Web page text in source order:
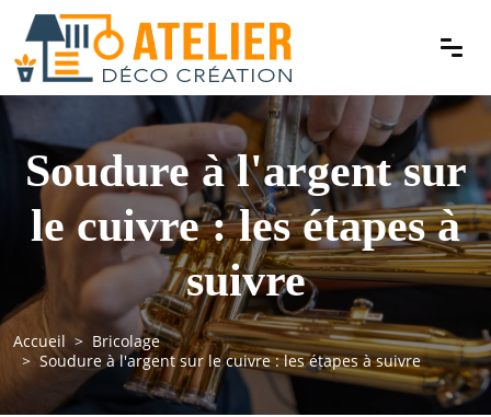
Soudure à l'argent sur
le cuivre : les étapes à
suivre
Accueil
Bricolage
Soudure à l'argent sur le cuivre : les étapes à suivre